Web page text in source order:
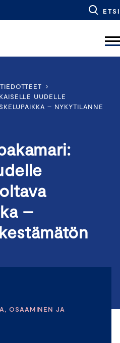
ETSI
TIEDOTTEET
›
UUDELLE
– NYKYTILANNE
–
OSAAMINEN JA